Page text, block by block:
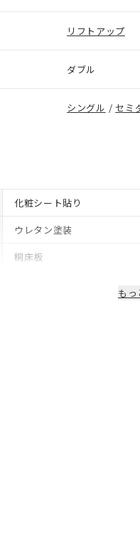
リフトアップ
ダブル
シングル / セミ
化粧シート貼り
ウレタン塗装
桐床板
もっ